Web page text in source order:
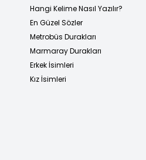
Hangi Kelime Nasıl Yazılır?
En Güzel Sözler
Metrobüs Durakları
Marmaray Durakları
Erkek İsimleri
Kız İsimleri